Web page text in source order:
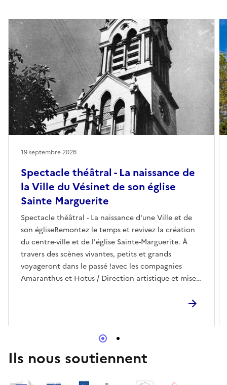
Spectacle théâtral - La naissance de
la Ville du Vésinet de son église
Sainte Marguerite
Spectacle théâtral - La naissance d'une Ville et de
son égliseRemontez le temps et revivez la création
du centre-ville et de l'église Sainte-Marguerite. À
travers des scènes vivantes, petits et grands
voyageront dans le passé !avec les compagnies
Amaranthus et Hotus / Direction artistique et mise
19 septembre 2026
Ils nous soutiennent